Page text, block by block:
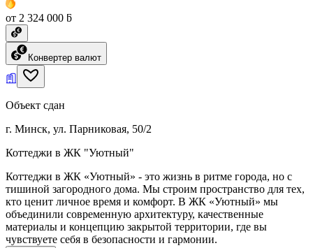
от 2 324 000 ƃ
Конвертер валют
Объект сдан
г. Минск, ул. Парниковая, 50/2
Коттеджи в ЖК "Уютный"
Коттеджи в ЖК «Уютный» - это жизнь в ритме города, но с
тишиной загородного дома. Мы строим пространство для тех,
кто ценит личное время и комфорт. В ЖК «Уютный» мы
объединили современную архитектуру, качественные
материалы и концепцию закрытой территории, где вы
чувствуете себя в безопасности и гармонии.